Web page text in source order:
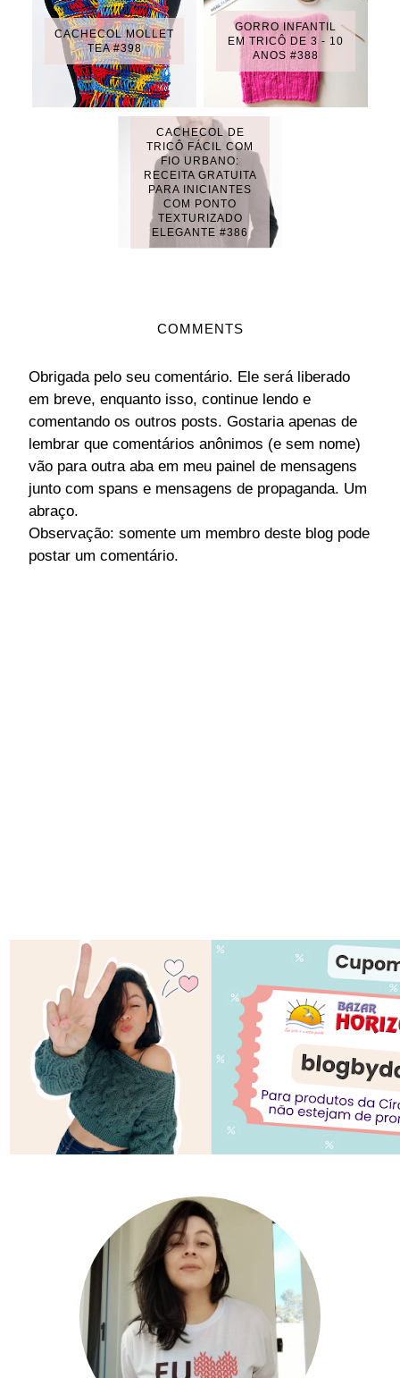
CACHECOL MOLLET
TEA #398
GORRO INFANTIL
EM TRICÔ DE 3 - 10
ANOS #388
CACHECOL DE
TRICÔ FÁCIL COM
FIO URBANO:
RECEITA GRATUITA
PARA INICIANTES
COM PONTO
TEXTURIZADO
ELEGANTE #386
COMMENTS
Obrigada pelo seu comentário. Ele será liberado
em breve, enquanto isso, continue lendo e
comentando os outros posts. Gostaria apenas de
lembrar que comentários anônimos (e sem nome)
vão para outra aba em meu painel de mensagens
junto com spans e mensagens de propaganda. Um
abraço.
Observação: somente um membro deste blog pode
postar um comentário.